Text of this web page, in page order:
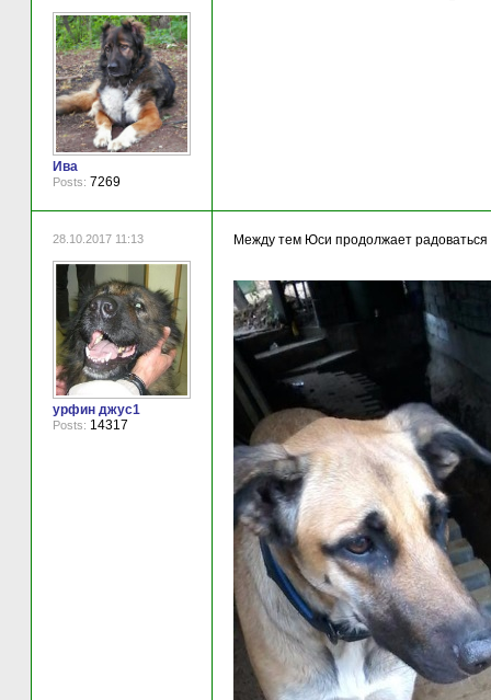
Ива
Posts: 7269
28.10.2017 11:13
урфин джус1
Posts: 14317
Между тем Юси продолжает